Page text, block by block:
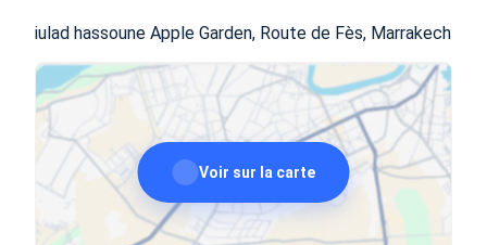
Cuisine moderne équipée semi ouverte sur séjour.
Climatisation Carrier inverter
Eau chaude solaire
Caméra de surveillance
Éclairages extérieurs solaires
Fibre optique / TV internationale
Le tout entretenu..
Vendue meublée
iulad hassoune Apple Garden, Route de Fès, Marrakech
Voir sur la carte